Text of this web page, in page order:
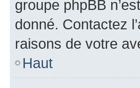
groupe phpBB
donné. Contactez
raisons de votre
Haut